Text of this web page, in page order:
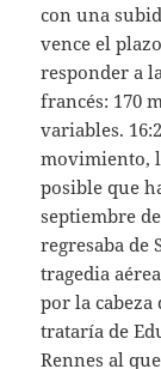
con una
vence el
responder a
francés: 170
variables.
movimiento,
posible que
septiembre
regresaba de
tragedia
por la cabeza
trataría de
Rennes al